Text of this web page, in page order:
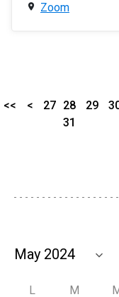
Zoom
<< < 27 28 29
31
L M